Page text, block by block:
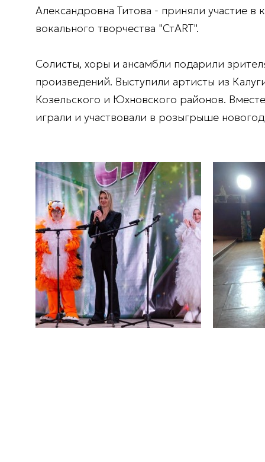
Александровна Титова - приняли участие в
вокального творчества "СтART".
Солисты, хоры и ансамбли подарили
произведений. Выступили артисты из
Козельского и Юхновского районов.
играли и участвовали в розыгрыше